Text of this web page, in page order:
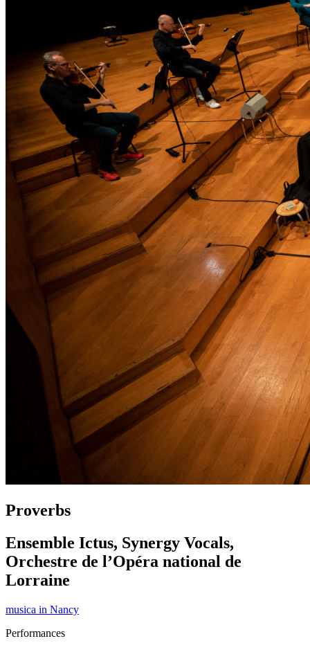
Proverbs
Ensemble Ictus, Synergy Vocals,
Orchestre de l’Opéra national de
Lorraine
musica in Nancy
Performances